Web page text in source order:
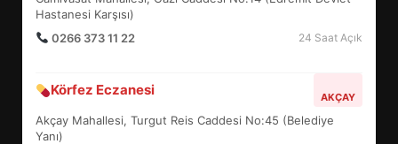
Hastanesi Karşısı)
0266 373 11 22
24 Saat Açık
Körfez Eczanesi AKÇAY
Akçay Mahallesi, Turgut Reis Caddesi No:45 (Belediye
Yanı)
4
5
BALIKESİR MÜZELERİNDE SÜRE